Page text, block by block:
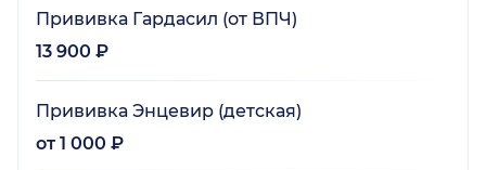
Прививка Гардасил (от ВПЧ)
13 900 ₽
Прививка Энцевир (детская)
от 1 000 ₽